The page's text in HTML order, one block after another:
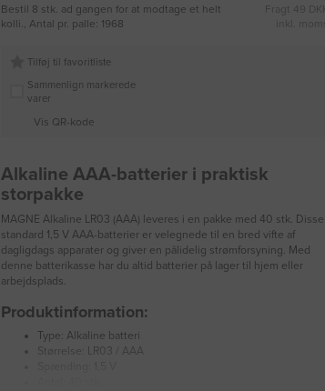
Bestil 8 stk. ad gangen for at modtage et helt
kolli., Antal pr. palle: 1968
Fragt 49 DKK
inkl. moms
Tilføj til favoritliste
Sammenlign markerede
varer
Vis QR-kode
Alkaline AAA-batterier i praktisk
storpakke
MAGNE Alkaline LR03 (AAA) leveres i en pakke med 40 stk. Disse
standard 1,5 V AAA-batterier er velegnede til en bred vifte af
dagligdags apparater og giver en pålidelig strømforsyning. Med
denne batterikasse har du altid batterier på lager til hjem eller
arbejdsplads.
Produktinformation:
Type: Alkaline batteri
Størrelse: LR03 / AAA